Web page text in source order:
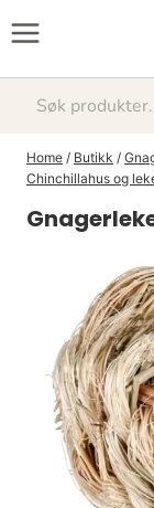
Søk
Home / Butikk /
Chinchillahus og